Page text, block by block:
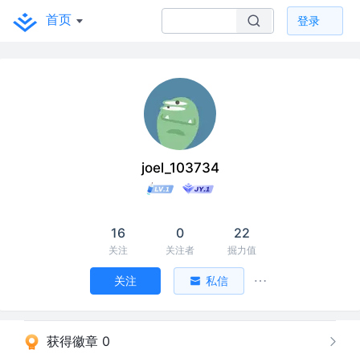
首页 登录
joel_103734
16
关注
0
关注者
22
掘力值
关注 私信
获得徽章 0